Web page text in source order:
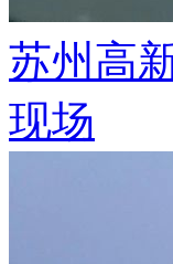
苏州高
现场